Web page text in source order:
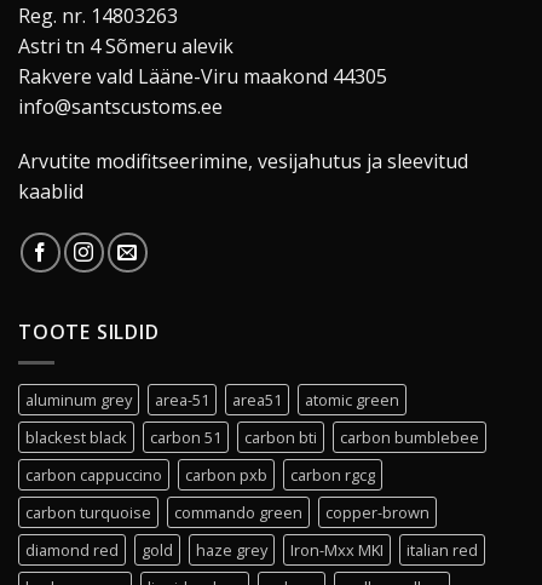
Reg. nr. 14803263
Astri tn 4 Sõmeru alevik
Rakvere vald Lääne-Viru maakond 44305
info@santscustoms.ee
Arvutite modifitseerimine, vesijahutus ja sleevitud
kaablid
TOOTE SILDID
aluminum grey area-51 area51
atomic green
blackest black
carbon 51 carbon bti
carbon bumblebee
carbon cappuccino
carbon pxb
carbon rgcg
carbon turquoise
commando green
copper-brown
diamond red
gold haze grey Iron-Mxx MKI
italian red